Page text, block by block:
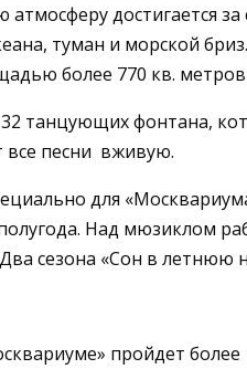
достигается
туман и морской
более 770 кв.
танцующих фонтана,
все песни вживую.
для
Над мюзиклом
сезона «Сон в
пройдет